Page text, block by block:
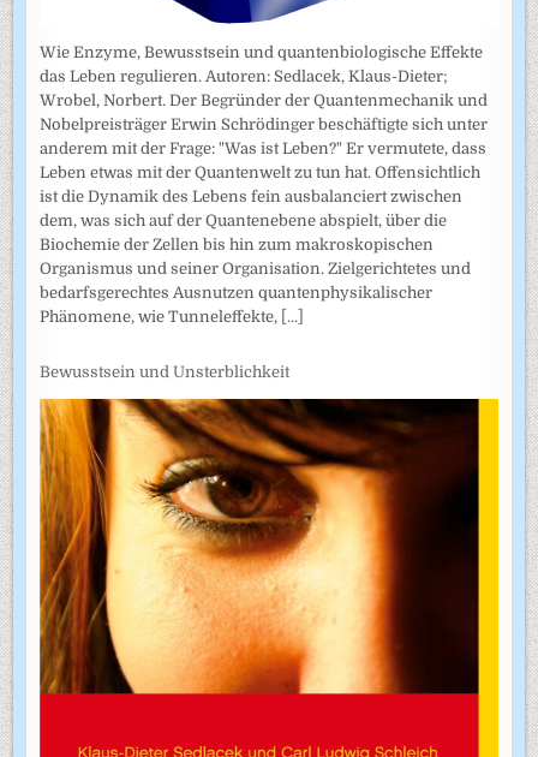
Wie Enzyme, Bewusstsein und quantenbiologische Effekte
das Leben regulieren. Autoren: Sedlacek, Klaus-Dieter;
Wrobel, Norbert. Der Begründer der Quantenmechanik und
Nobelpreisträger Erwin Schrödinger beschäftigte sich unter
anderem mit der Frage: "Was ist Leben?" Er vermutete, dass
Leben etwas mit der Quantenwelt zu tun hat. Offensichtlich
ist die Dynamik des Lebens fein ausbalanciert zwischen
dem, was sich auf der Quantenebene abspielt, über die
Biochemie der Zellen bis hin zum makroskopischen
Organismus und seiner Organisation. Zielgerichtetes und
bedarfsgerechtes Ausnutzen quantenphysikalischer
Phänomene, wie Tunneleffekte, [...]
Bewusstsein und Unsterblichkeit